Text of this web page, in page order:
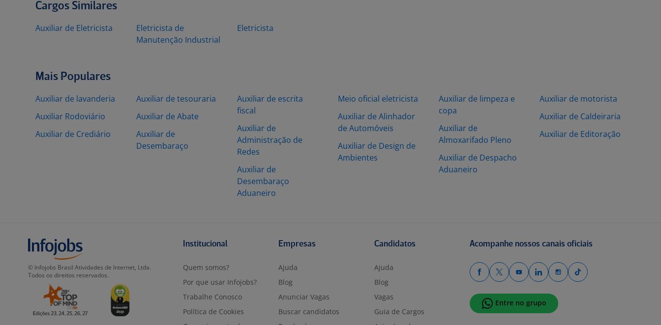
Cargos Similares
Auxiliar de Eletricista
Eletricista de
Manutenção Industrial
Eletricista
Mais Populares
Auxiliar de lavanderia
Auxiliar Rodoviário
Auxiliar de Crediário
Auxiliar de tesouraria
Auxiliar de Abate
Auxiliar de
Desembaraço
Auxiliar de escrita
fiscal
Auxiliar de
Administração de
Redes
Auxiliar de
Desembaraço
Aduaneiro
Meio oficial eletricista
Auxiliar de Alinhador
de Automóveis
Auxiliar de Design de
Ambientes
Auxiliar de limpeza e
copa
Auxiliar de
Almoxarifado Pleno
Auxiliar de Despacho
Aduaneiro
Auxiliar de motorista
Auxiliar de Caldeiraria
Auxiliar de Editoração
© Infojobs Brasil Atividades de Internet, Ltda.
Todos os direitos reservados.
Institucional
Quem somos?
Por que usar Infojobs?
Trabalhe Conosco
Política de Cookies
Empresas
Ajuda
Blog
Anunciar Vagas
Buscar candidatos
Candidatos
Ajuda
Blog
Vagas
Guia de Cargos
Acompanhe nossos canais oficiais
Entre no grupo